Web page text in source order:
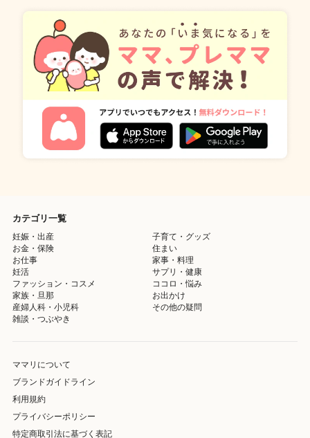
カテゴリ一覧
妊娠・出産
子育て・グッズ
お金・保険
住まい
お仕事
家事・料理
妊活
サプリ・健康
ファッション・コスメ
ココロ・悩み
家族・旦那
お出かけ
産婦人科・小児科
その他の疑問
雑談・つぶやき
ママリについて
ブランドガイドライン
利用規約
プライバシーポリシー
特定商取引法に基づく表記